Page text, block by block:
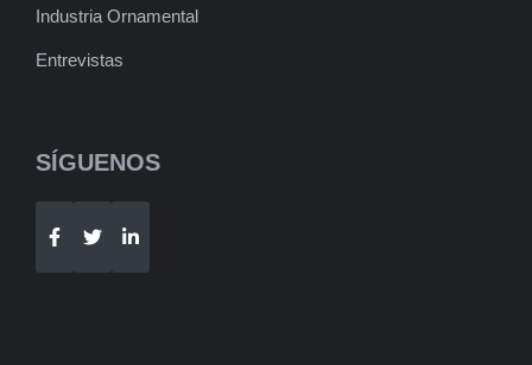
Industria Ornamental
Entrevistas
SÍGUENOS